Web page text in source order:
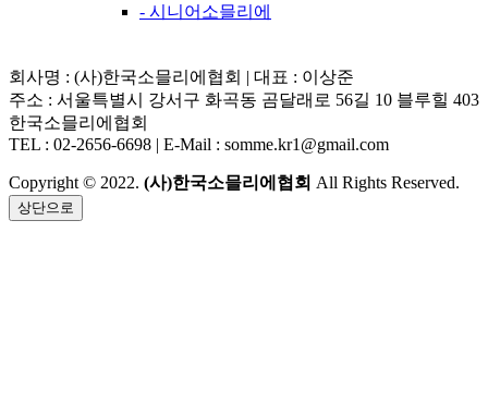
- 시니어소믈리에
회사명 : (사)한국소믈리에협회 | 대표 : 이상준
주소 : 서울특별시 강서구 화곡동 곰달래로 56길 10 블루힐 403
한국소믈리에협회
TEL : 02-2656-6698 | E-Mail : somme.kr1@gmail.com
Copyright © 2022. (사)한국소믈리에협회 All Rights Reserved.
상단으로